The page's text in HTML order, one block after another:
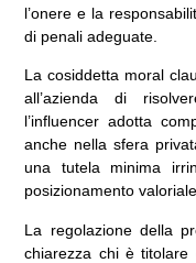
l’onere e la
di penali adeguate.
La cosiddetta moral
all’azienda di
l’influencer adotta
anche nella sfera
una tutela minima
posizionamento
La regolazione della
chiarezza chi è